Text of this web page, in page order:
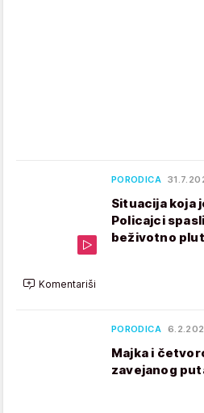
PORODICA
Situacija koja
Policajci
beživotno
Komentariši
PORODICA
Majka i
zavejanog